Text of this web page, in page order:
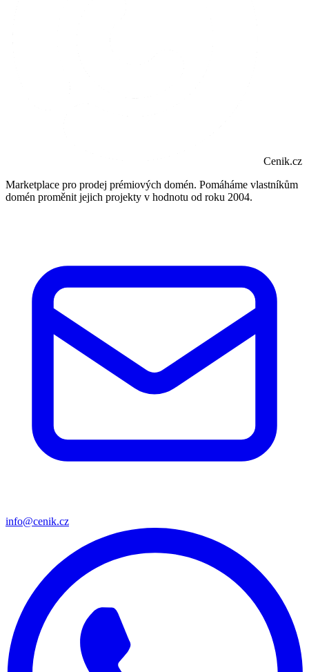
Cenik.cz
Marketplace pro prodej prémiových domén. Pomáháme vlastníkům
domén proměnit jejich projekty v hodnotu od roku 2004.
info@cenik.cz